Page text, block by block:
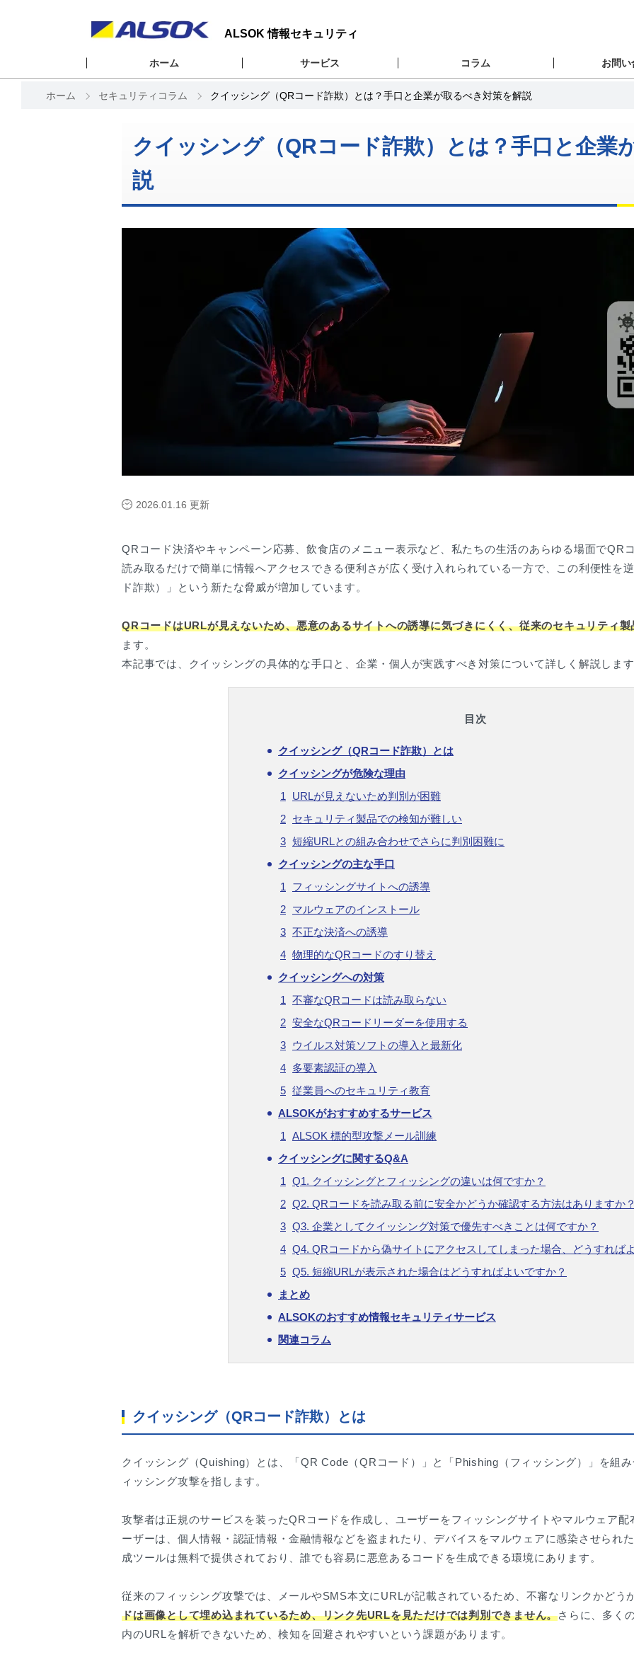
ALSOK 情報セキュリティ
ホーム サービス コラム お問い
ホーム セキュリティコラム クイッシング（QRコード詐欺）とは？手口と企業が取るべき対策を解説
クイッシング（QRコード詐欺）とは？手口と企業
説
2026.01.16 更新
QRコード決済やキャンペーン応募、飲食店のメニュー表示など、私たちの生活のあらゆる場面でQR
読み取るだけで簡単に情報へアクセスできる便利さが広く受け入れられている一方で、この利便性を
ド詐欺）」という新たな脅威が増加しています。
QRコードはURLが見えないため、悪意のあるサイトへの誘導に気づきにくく、従来のセキュリティ
ます。
本記事では、クイッシングの具体的な手口と、企業・個人が実践すべき対策について詳しく解説しま
目次
クイッシング（QRコード詐欺）とは
クイッシングが危険な理由
URLが見えないため判別が困難
セキュリティ製品での検知が難しい
短縮URLとの組み合わせでさらに判別困難に
クイッシングの主な手口
フィッシングサイトへの誘導
マルウェアのインストール
不正な決済への誘導
物理的なQRコードのすり替え
クイッシングへの対策
不審なQRコードは読み取らない
安全なQRコードリーダーを使用する
ウイルス対策ソフトの導入と最新化
多要素認証の導入
従業員へのセキュリティ教育
ALSOKがおすすめするサービス
ALSOK 標的型攻撃メール訓練
クイッシングに関するQ&A
Q1. クイッシングとフィッシングの違いは何ですか？
Q2. QRコードを読み取る前に安全かどうか確認する方法はありますか
Q3. 企業としてクイッシング対策で優先すべきことは何ですか？
Q4. QRコードから偽サイトにアクセスしてしまった場合、どうすれば
Q5. 短縮URLが表示された場合はどうすればよいですか？
まとめ
ALSOKのおすすめ情報セキュリティサービス
関連コラム
クイッシング（QRコード詐欺）とは
クイッシング（Quishing）とは、「QR Code（QRコード）」と「Phishing（フィッシング）」を組
ィッシング攻撃を指します。
攻撃者は正規のサービスを装ったQRコードを作成し、ユーザーをフィッシングサイトやマルウェア
ーザーは、個人情報・認証情報・金融情報などを盗まれたり、デバイスをマルウェアに感染させられ
成ツールは無料で提供されており、誰でも容易に悪意あるコードを生成できる環境にあります。
従来のフィッシング攻撃では、メールやSMS本文にURLが記載されているため、不審なリンクかどう
ドは画像として埋め込まれているため、リンク先URLを見ただけでは判別できません。さらに、多く
内のURLを解析できないため、検知を回避されやすいという課題があります。